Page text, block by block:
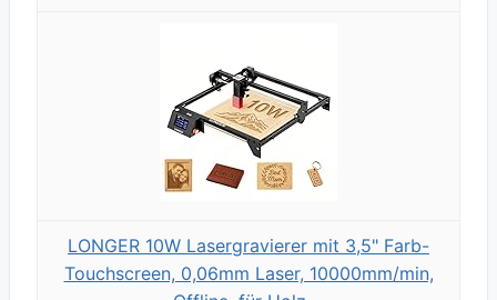
LONGER 10W Lasergravierer mit 3,5" Farb-
Touchscreen, 0,06mm Laser, 10000mm/min,